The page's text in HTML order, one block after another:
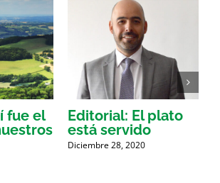
fue el
Editorial: El plato
está servido
Diciembre 28, 2020